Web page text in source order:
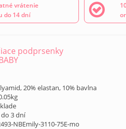
vrátenie
do 14 dní
podprsenky
20% elastan, 10% bavlna
do 3 dní
NBEmily-3110-75E-mo